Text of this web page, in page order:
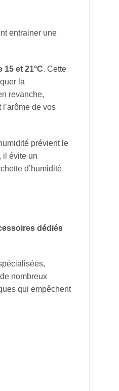
entrainer une
15 et 21°C. Cette
la
revanche,
de vos
prévient le
il évite un
d’humidité
dédiés
nombreux
qui empêchent